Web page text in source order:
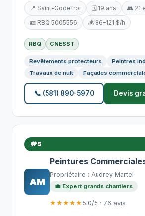
📍 Saint-Godefroi 🗓️ 19 ans
👥 21
🪪 RBQ 5005556
💰 86–121 $/h
RBQ CNESST
Revêtements protecteurs
Peintres
Travaux de nuit
Façades
📞 (581) 890-5970 Devis
#5
AM
Peintures
Propriétaire : Audrey Martel
💼 Expert grands chantiers
★★★★★5.0/5 · 76 avis